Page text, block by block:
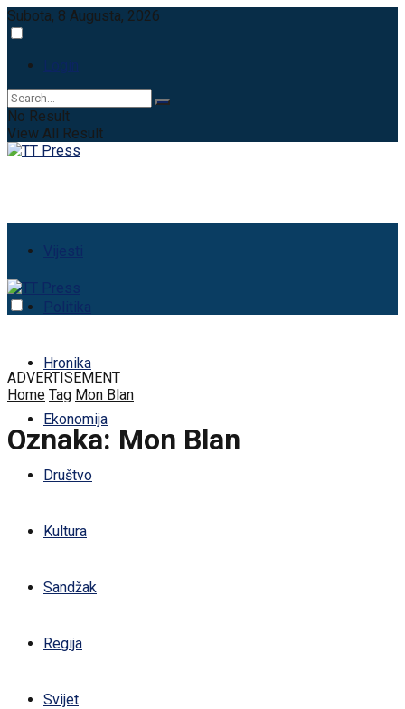
Subota, 8 Augusta, 2026
Login
No Result
View All Result
Vijesti
Politika
Hronika
Ekonomija
Društvo
Kultura
Sandžak
Regija
Svijet
ADVERTISEMENT
Home Tag Mon Blan
Oznaka: Mon Blan